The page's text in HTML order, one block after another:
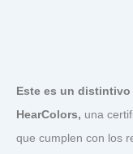
Este es un
HearColors, una
que cumplen con los